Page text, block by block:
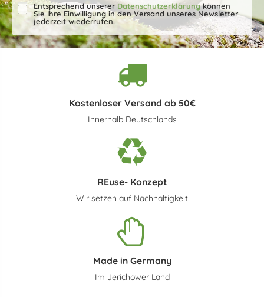
Entsprechend unserer Datenschutzerklärungkönnen
Sie Ihre Einwilligung in den Versand unseres Newsletter
jederzeit wiederrufen.
Kostenloser Versand ab 50€
Innerhalb Deutschlands
REuse- Konzept
Wir setzen auf Nachhaltigkeit
Made in Germany
Im Jerichower Land